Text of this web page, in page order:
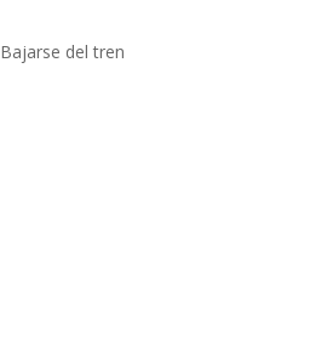
Bajarse del tren